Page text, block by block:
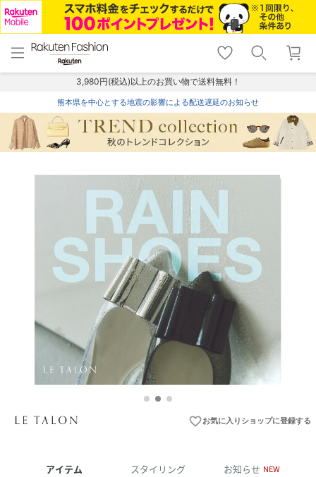
menu home
トップ
shopping_cart lock_outline
ログイン
3,980円(税込)以上のお買い物で送料無料！
熊本県を中心とする地震の影響による配送遅延のお知らせ
favorite_borderお気に入りショップに登録する
アイテム スタイリング お知らせ NEW